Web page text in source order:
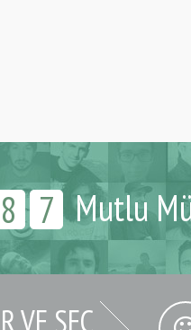
8 7 Mutlu
VE SEÇ